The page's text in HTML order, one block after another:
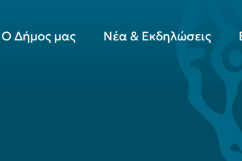
Ο Δήμος μας Νέα & Εκδηλώσεις